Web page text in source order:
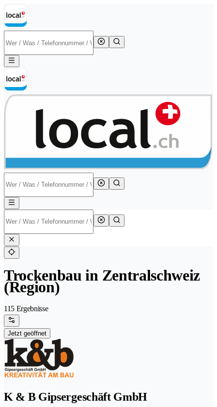
Trockenbau in Zentralschweiz
(Region)
115 Ergebnisse
Jetzt geöffnet
K & B Gipsergeschäft GmbH